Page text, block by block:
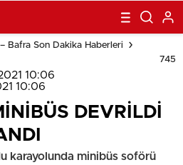
Bafra Son Dakika Haberleri
745
10:06
10:06
DEVRİLDİ
karayolunda minibüs soförü